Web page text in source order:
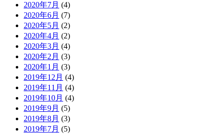
2020年7月 (4)
2020年6月 (7)
2020年5月 (2)
2020年4月 (2)
2020年3月 (4)
2020年2月 (3)
2020年1月 (3)
2019年12月 (4)
2019年11月 (4)
2019年10月 (4)
2019年9月 (5)
2019年8月 (3)
2019年7月 (5)